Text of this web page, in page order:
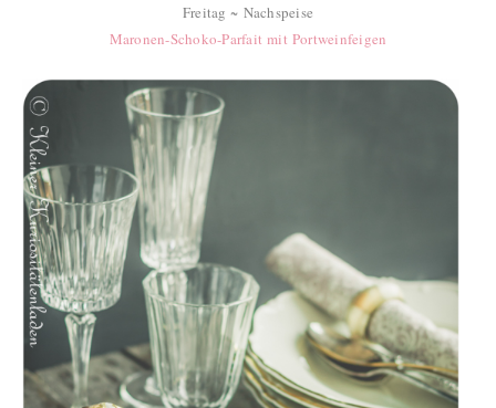
Freitag ~ Nachspeise
Maronen-Schoko-Parfait mit Portweinfeigen